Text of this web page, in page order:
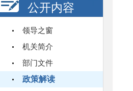
公开内容
领导之窗
机关简介
部门文件
政策解读